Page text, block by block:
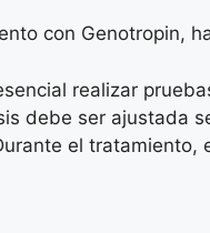
con Genotropin,
realizar
debe ser ajustada
el tratamiento,